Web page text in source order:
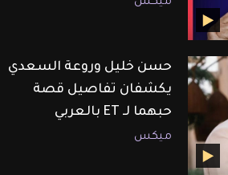
حسن خليل وروعة السعدي
يكشفان تفاصيل قصة
حبهما لـ ET بالعربي
ميكس